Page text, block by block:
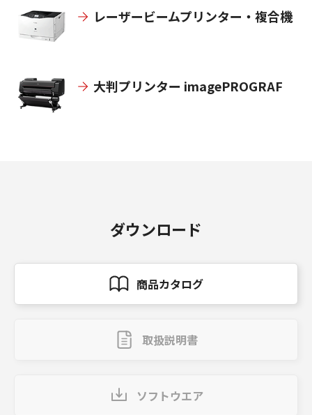
レーザービームプリンター・複合機
大判プリンター imagePROGRAF
ダウンロード
商品カタログ
取扱説明書
ソフトウエア